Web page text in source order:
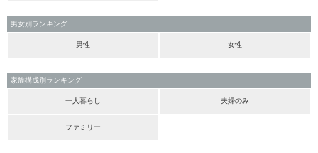
男女別ランキング
男性 女性
家族構成別ランキング
一人暮らし 夫婦のみ
ファミリー